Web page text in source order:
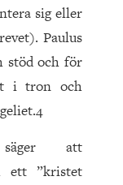
sig eller
Paulus
stöd och för
i tron och
säger att
ett ”kristet